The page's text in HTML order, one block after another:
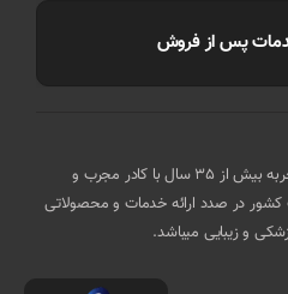
پس از فروش
با دارا بودن تجربه بیش از 35 سال با کادر مجرب و
در صدد ارائه خدمات و محصولاتی
و زیبایی میباشد.